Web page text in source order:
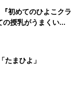
初めてのひよこクラ
の授乳がうまくい
のトラブル 解決テ
たまひよ」